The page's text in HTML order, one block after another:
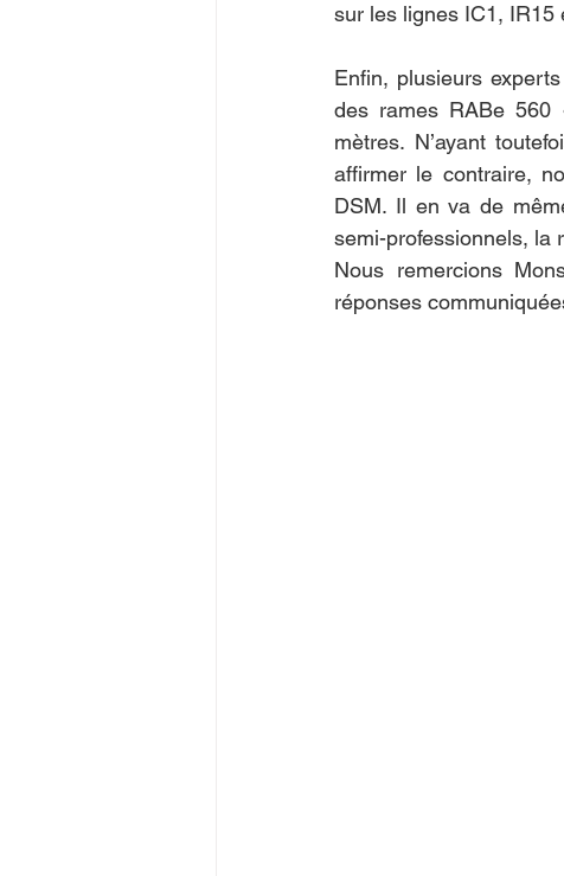
sur les lignes IC1, IR15
Enfin, plusieurs
des rames RABe 560
mètres. N’ayant
affirmer le contraire,
DSM. Il en va de
semi-professionnels, la
Nous remercions
réponses